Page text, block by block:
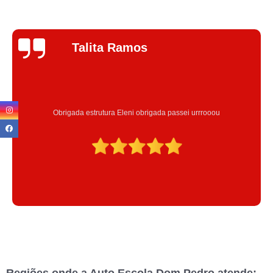
Jhenifer
Correia
Excelente atendimento , a Instrutora Eleni maravilhosa atenciosa